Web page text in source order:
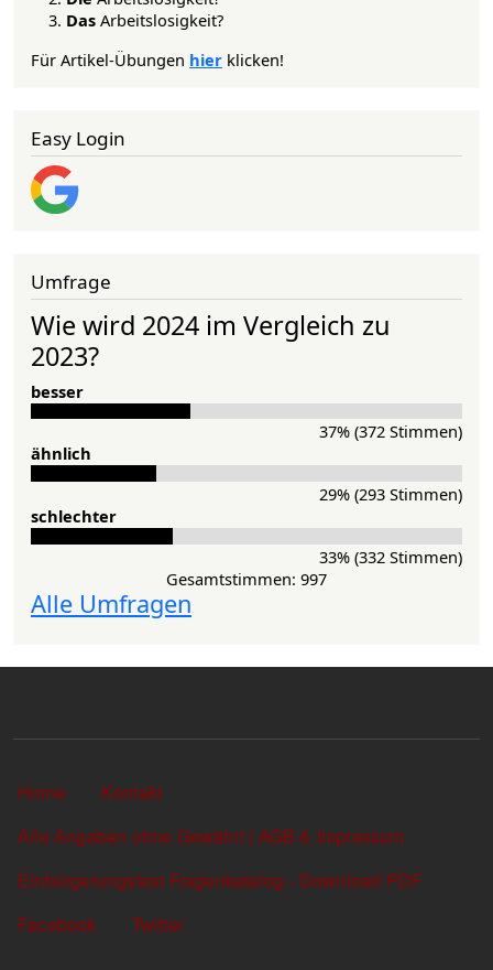
Das Arbeitslosigkeit?
Für Artikel-Übungen hier klicken!
Easy Login
Umfrage
Wie wird 2024 im Vergleich zu
2023?
besser
37% (372 Stimmen)
ähnlich
29% (293 Stimmen)
schlechter
33% (332 Stimmen)
Gesamtstimmen: 997
Alle Umfragen
Sekundärlinks
Home
Kontakt
Alle Angaben ohne Gewähr! | AGB & Impressum
Einbürgerungstest Fragenkatalog - Download PDF
Facebook
Twitter